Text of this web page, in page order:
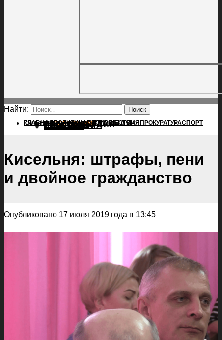
Найти:
ГЛАВНАЯПОЛИТИКАПРОИСШЕСТВИЯ ПРОКУРАТУРАСПОРТ
КУЛЬТУРАПОСЕЛЕНИЯГЛАВНАЯ
ПОЛИТИКА
ПРОИСШЕСТВИЯ
ПРОКУРАТУРА
СПОРТ
КУЛЬТУРА
ПОСЕЛЕНИЯ
Кисельня: штрафы, пени
и двойное гражданство
Опубликовано 17 июля 2019 года в 13:45